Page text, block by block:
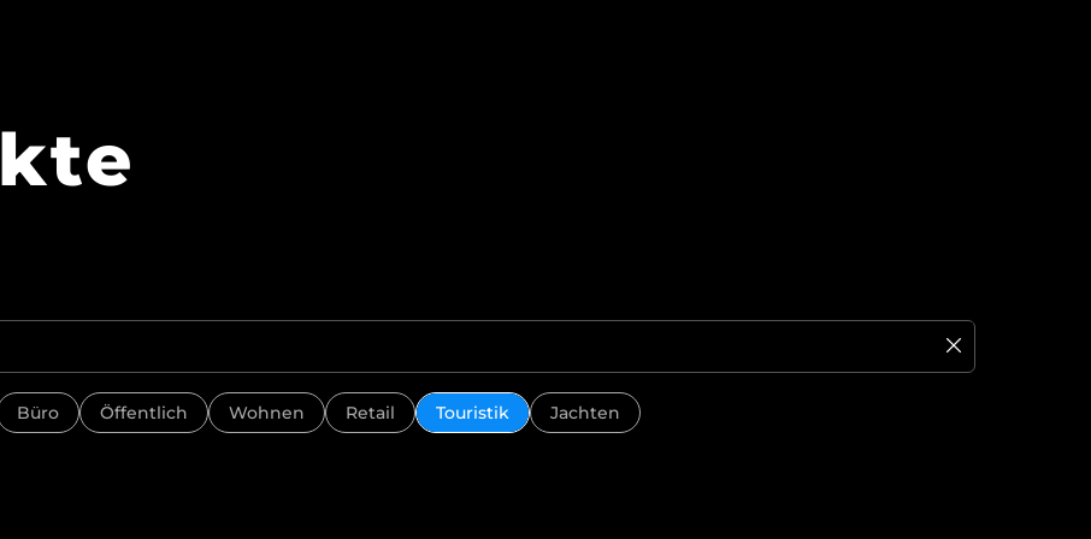
Büro Öffentlich Wohnen Retail Touristik Jachten